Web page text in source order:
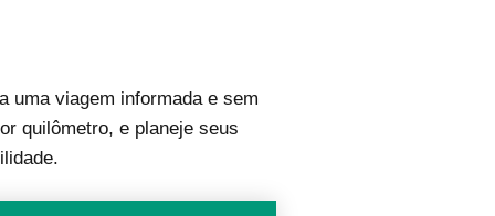
uma viagem informada e sem
quilômetro, e planeje seus